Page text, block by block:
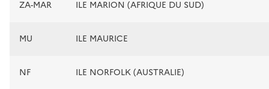
ZA-MAR ILE MARION (AFRIQUE DU SUD)
MU ILE MAURICE
NF ILE NORFOLK (AUSTRALIE)